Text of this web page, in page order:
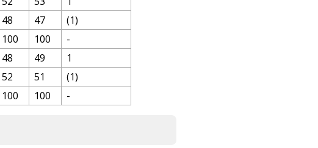
48 47
(1)
100 100
-
48 49
1
52 51
(1)
100 100 -